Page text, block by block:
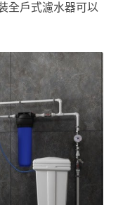
全戶式濾水器可以